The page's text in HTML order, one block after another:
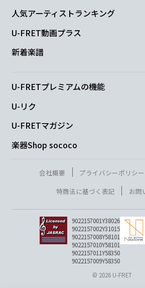
人気アーティストランキング
U-FRET動画プラス
新着楽譜
U-FRETプレミアムの機能
U-リク
U-FRETマガジン
楽器Shop sococo
会社概要 プライバシーポリシー
特商法に基づく表記
お問
9022157001Y38026
9022157002Y31015
9022157008Y58101
9022157010Y58101
9022157011Y58350
9022157009Y58350
© 2026 U-FRET